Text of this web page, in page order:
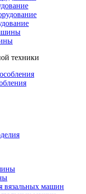
техники